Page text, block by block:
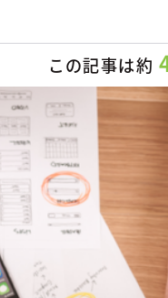
この記事は約